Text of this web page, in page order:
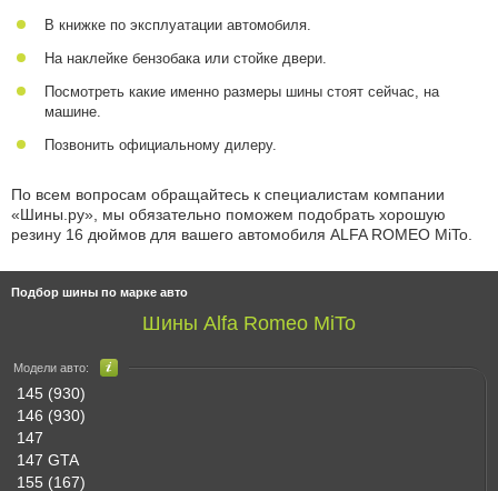
Подбор шины по марке авто
Шины Alfa Romeo MiTo
Модели авто:
145 (930)
146 (930)
147
147 GTA
155 (167)
В книжке по эксплуатации автомобиля.
На наклейке бензобака или стойке двери.
Посмотреть какие именно размеры шины стоят сейчас, на
машине.
Позвонить официальному дилеру.
По всем вопросам обращайтесь к специалистам компании
«Шины.ру», мы обязательно поможем подобрать хорошую
резину 16 дюймов для вашего автомобиля ALFA ROMEO MiTo.